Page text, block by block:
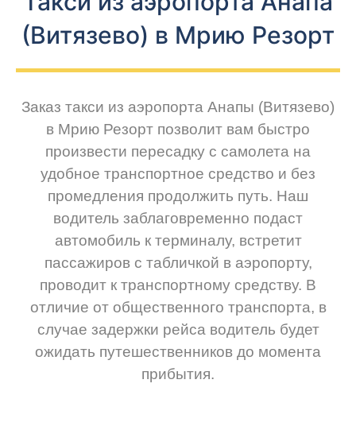
(Витязево) в Мрию Резорт
Заказ такси из аэропорта Анапы (Витязево)
в Мрию Резорт позволит вам быстро
произвести пересадку с самолета на
удобное транспортное средство и без
промедления продолжить путь. Наш
водитель заблаговременно подаст
автомобиль к терминалу, встретит
пассажиров с табличкой в аэропорту,
проводит к транспортному средству. В
отличие от общественного транспорта, в
случае задержки рейса водитель будет
ожидать путешественников до момента
прибытия.